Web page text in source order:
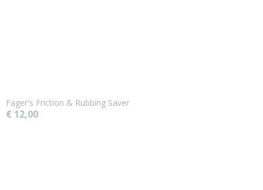
Fager's Friction & Rubbing Saver
€ 12,00